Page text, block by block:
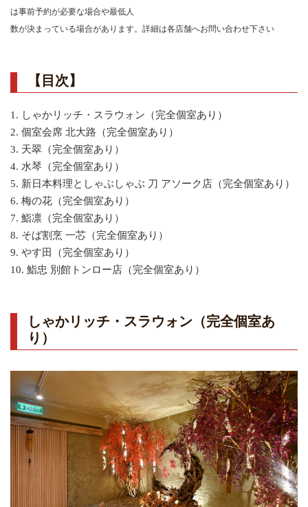
は事前予約が必要な場合や最低人
数が決まっている場合があります。詳細は各店舗へお問い合わせ下さい
【目次】
1. しゃかリッチ・スラウォン（完全個室あり）
2. 個室会席 北大路（完全個室あり）
3. 天翠（完全個室あり）
4. 水琴（完全個室あり）
5. 新日本料理としゃぶしゃぶ 刀 アソーク店（完全個室あり）
6. 梅の花（完全個室あり）
7. 鮨凛（完全個室あり）
8. そば割烹 一芯（完全個室あり）
9. やす田（完全個室あり）
10. 鮨忠 別館トンロー店（完全個室あり）
しゃかリッチ・スラウォン（完全個室あ
り）